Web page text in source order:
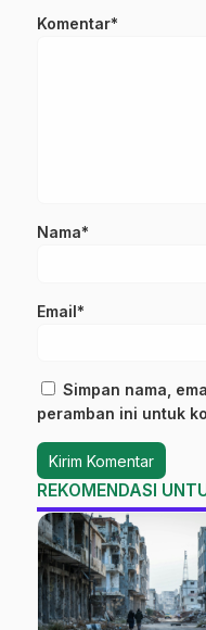
Komentar*
Nama*
Email*
Simpan nama,
peramban ini untuk
REKOMENDASI